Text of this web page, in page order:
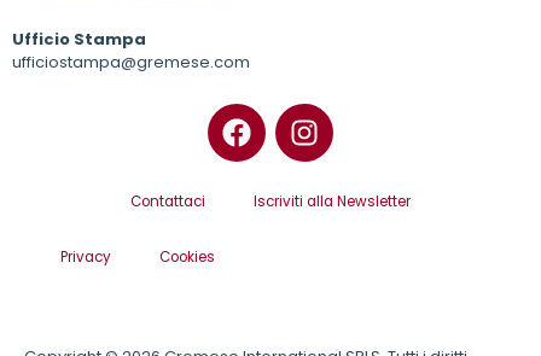
Ufficio Stampa
ufficiostampa@gremese.com
Contattaci Iscriviti alla Newsletter
Privacy Cookies